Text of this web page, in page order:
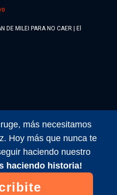
0
DE MILEI PARA NO CAER | El
5
Navarro
0
Y CRISIS | El
de Roberto Navarro
más necesitamos
Hoy más que nunca te
haciendo nuestro
haciendo historia!